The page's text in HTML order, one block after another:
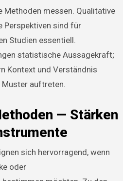
Methoden messen. Qualitative
Perspektiven sind für
Studien essentiell.
statistische Aussagekraft;
Kontext und Verständnis
auftreten.
— Stärken
sich hervorragend, wenn
oder